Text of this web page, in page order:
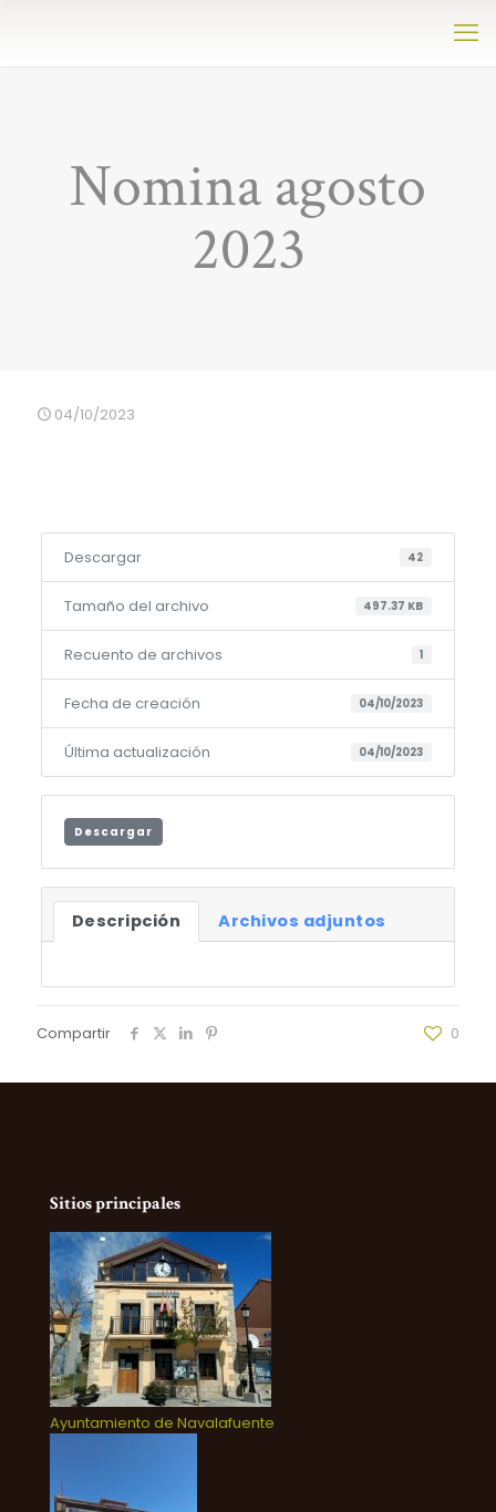
Nomina agosto
2023
04/10/2023
Descargar 42
Tamaño del archivo 497.37 KB
Recuento de archivos 1
Fecha de creación 04/10/2023
Última actualización 04/10/2023
Descargar
Descripción Archivos adjuntos
Compartir 0
Sitios principales
Ayuntamiento de Navalafuente